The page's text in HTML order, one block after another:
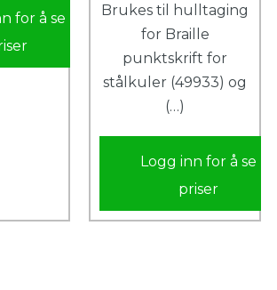
for å se
Brukes til hulltaging
for Braille
punktskrift for
stålkuler (49933) og
(…)
Logg inn for å se
priser